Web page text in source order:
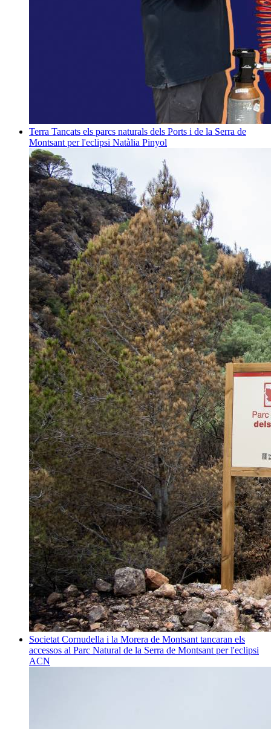
Terra Tancats els parcs naturals dels Ports i de la Serra de
Montsant per l'eclipsi Natàlia Pinyol
Societat Cornudella i la Morera de Montsant tancaran els
accessos al Parc Natural de la Serra de Montsant per l'eclipsi
ACN